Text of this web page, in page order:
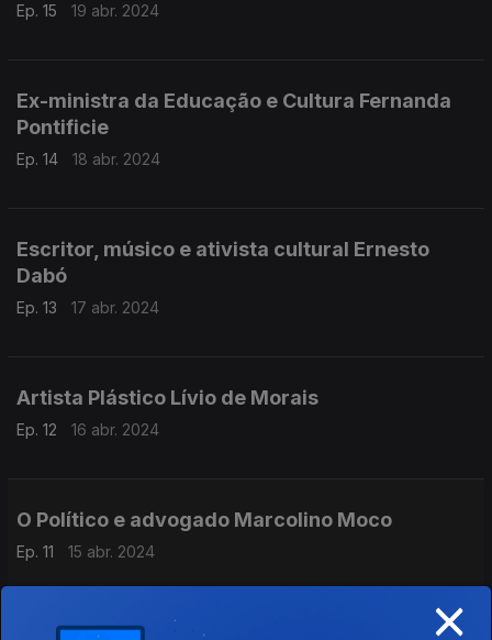
Ep. 15 19 abr. 2024
Ex-ministra da Educação e Cultura Fernanda
Pontificie
Ep. 14 18 abr. 2024
Escritor, músico e ativista cultural Ernesto
Dabó
Ep. 13 17 abr. 2024
Artista Plástico Lívio de Morais
Ep. 12 16 abr. 2024
O Político e advogado Marcolino Moco
Ep. 11 15 abr. 2024
×